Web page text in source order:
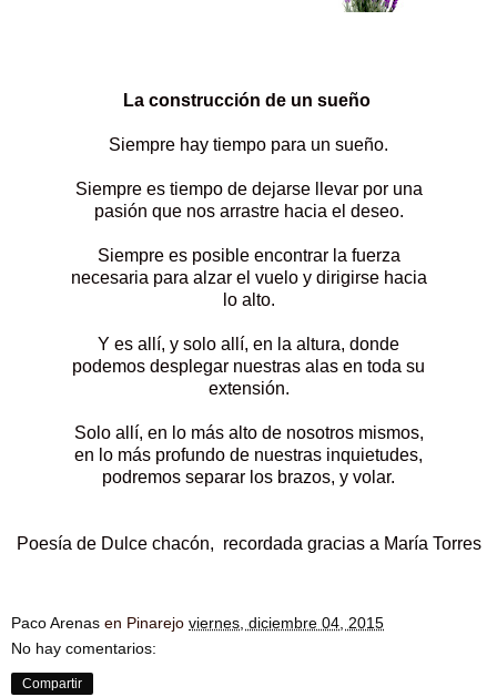
La construcción de un sueño
Siempre hay tiempo para un sueño.
Siempre es tiempo de dejarse llevar por una
pasión que nos arrastre hacia el deseo.
Siempre es posible encontrar la fuerza
necesaria para alzar el vuelo y dirigirse hacia
lo alto.
Y es allí, y solo allí, en la altura, donde
podemos desplegar nuestras alas en toda su
extensión.
Solo allí, en lo más alto de nosotros mismos,
en lo más profundo de nuestras inquietudes,
podremos separar los brazos, y volar.
Poesía de Dulce chacón, recordada gracias a María Torres
Paco Arenas en Pinarejo viernes, diciembre 04, 2015
No hay comentarios:
Compartir